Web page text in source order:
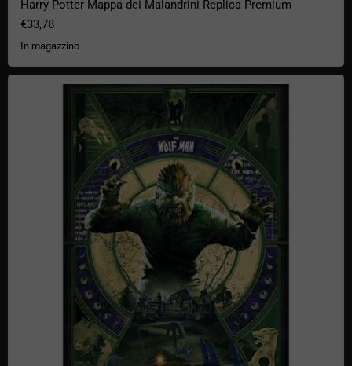
Harry Potter Mappa dei Malandrini Replica Premium
€33,78
In magazzino
Stampa d'arte dell'Uomo Lupo in edizione limitata